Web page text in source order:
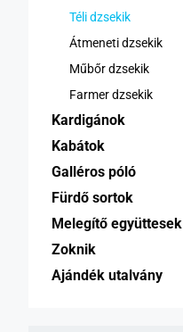
Téli dzsekik
Átmeneti dzsekik
Műbőr dzsekik
Farmer dzsekik
Kardigánok
Kabátok
Galléros póló
Fürdő sortok
Melegítő együttesek
Zoknik
Ajándék utalvány